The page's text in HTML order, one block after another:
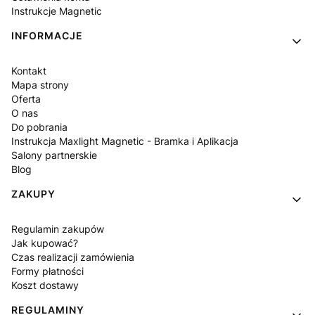
Instrukcje Magnetic
INFORMACJE
Kontakt
Mapa strony
Oferta
O nas
Do pobrania
Instrukcja Maxlight Magnetic - Bramka i Aplikacja
Salony partnerskie
Blog
ZAKUPY
Regulamin zakupów
Jak kupować?
Czas realizacji zamówienia
Formy płatności
Koszt dostawy
REGULAMINY